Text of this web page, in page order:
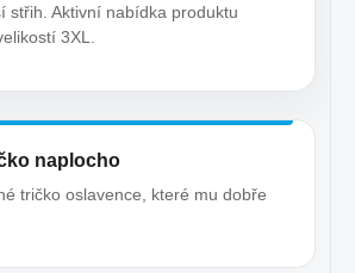
střih. Aktivní nabídka produktu
3XL.
naplocho
tričko oslavence, které mu dobře